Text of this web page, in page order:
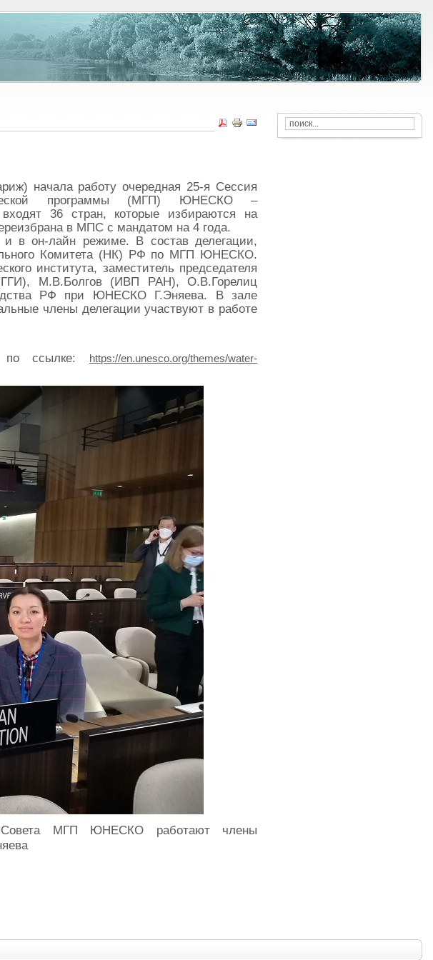
начала работу очередная 25-я Сессия
программы (МГП) ЮНЕСКО –
36 стран, которые избираются на
в МПС с мандатом на 4 года.
в он-лайн режиме. В состав делегации,
Комитета (НК) РФ по МГП ЮНЕСКО.
института, заместитель председателя
М.В.Болгов (ИВП РАН), О.В.Горелиц
РФ при ЮНЕСКО Г.Эняева. В зале
члены делегации участвуют в работе
по ссылке:
https://en.unesco.org/themes/water-
Совета МГП ЮНЕСКО работают члены